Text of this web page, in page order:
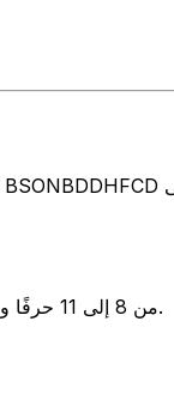
تتألف رموز سويفت/رموز سويفت/رمز معرّف العميل الدولي (SWIFT/BIC) من 8 إلى 11 حرفًا ورقمًا لتحديد بنك وفرع معين في العالم.